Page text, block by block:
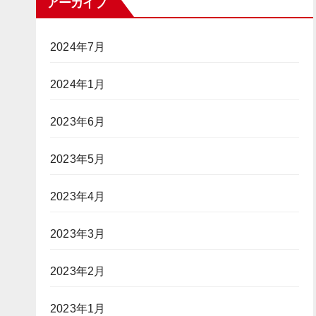
2024年7月
2024年1月
2023年6月
2023年5月
2023年4月
2023年3月
2023年2月
2023年1月